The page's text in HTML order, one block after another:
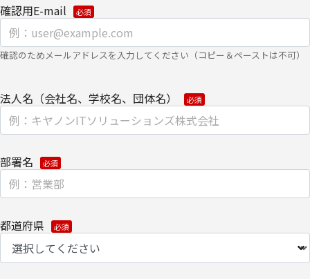
【第三者提供に関して】
当社はご提供いただきました個人情報を安全に管理し、以下の場合
・法令に基づく場合
・上記利用目的を実施するために、適切な機密保持契約を締結した
業務委託先へ委託する場合
・上記利用目的の範囲内で利用するために、当社のグループ会社お
よびパートナー企業に提供する場合
ついて、電子的な伝送または紙面/電子媒体による搬送もしくは手
渡しにて提供いたします。
確認用E-mail
確認のためメールアドレスを入力してください（コピー＆ペーストは不可）
法人名（会社名、学校名、団体名）
部署名
都道府県